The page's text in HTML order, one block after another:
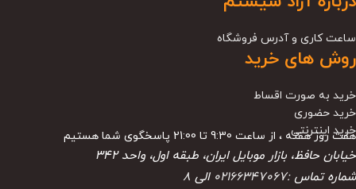
ساعت کاری و آدرس فروشگاه
روش های خرید
خرید به صورت اقساط
خرید حضوری
خرید اینترنتی
هفت روز هفته ، از ساعت 9:30 تا 21:00 پاسخگوی شما هستیم
خیابان حافظ، بازار موبایل ایران، طبقه اول، واحد ۳۴۲
شماره تماس :02166347067 الی 8